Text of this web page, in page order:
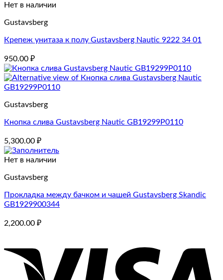
Нет в наличии
Gustavsberg
Крепеж унитаза к полу Gustavsberg Nautic 9222 34 01
950.00 ₽
Gustavsberg
Кнопка слива Gustavsberg Nautic GB19299P0110
5,300.00 ₽
Нет в наличии
Gustavsberg
Прокладка между бачком и чашей Gustavsberg Skandic
GB1929900344
2,200.00 ₽